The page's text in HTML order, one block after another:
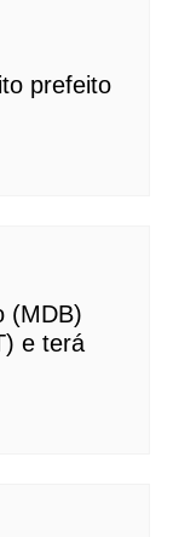
prefeito
(MDB)
e terá